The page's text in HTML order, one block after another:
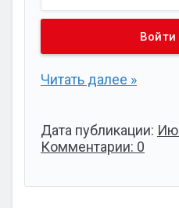
Читать далее »
Дата публикации:
Комментарии: 0